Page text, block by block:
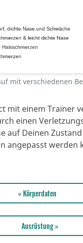
mit verschiedenen
mit einem Trainer
einen
auf Deinen
angepasst werden
« Körperdaten
Ausrüstung »